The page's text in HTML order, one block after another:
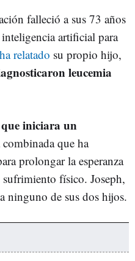
falleció a sus 73 años
artificial para
ha relatado su propio hijo,
leucemia
iniciara un
que ha
prolongar la esperanza
físico. Joseph,
ninguno de sus dos hijos.